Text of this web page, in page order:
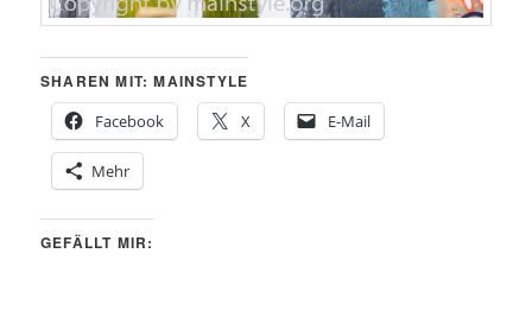
SHAREN MIT: MAINSTYLE
Facebook
X E-Mail
Mehr
GEFÄLLT MIR: